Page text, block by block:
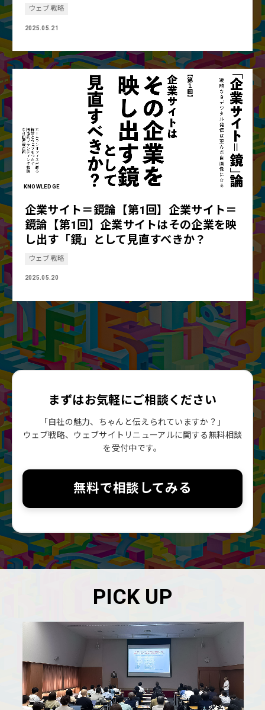
ウェブ戦略
2025.05.21
KNOWLEDGE
企業サイト＝鏡論【第1回】企業サイト＝
鏡論【第1回】企業サイトはその企業を映
し出す「鏡」として見直すべきか？
ウェブ戦略
2025.05.20
まずはお気軽にご相談ください
「自社の魅力、ちゃんと伝えられていますか？」
ウェブ戦略、ウェブサイトリニューアルに関する無料相談
を受付中です。
無料で相談してみる
PICK UP